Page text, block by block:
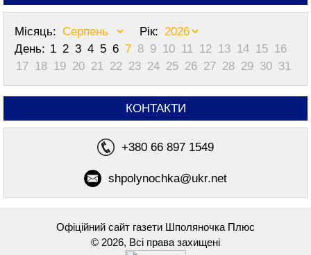
Місяць:
Рік:
День: 1 2 3 4 5 6 7 8 9 10 11 12 13 14 15 16
17 18 19 20 21 22 23 24 25 26 27 28 29 30 31
КОНТАКТИ
+380 66 897 1549
shpolynochka@ukr.net
Офіційний сайт газети Шполяночка Плюс
© 2026, Всі права захищені